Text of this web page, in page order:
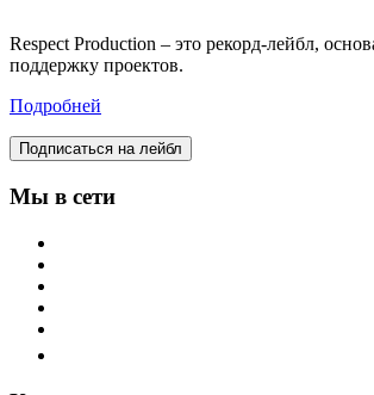
Respect Production – это рекорд-лейбл,
поддержку проектов.
Подробней
Подписаться на лейбл
Мы в сети